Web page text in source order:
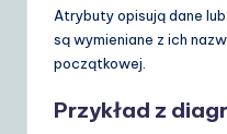
Atrybuty opisują dane
są wymieniane z ich
początkowej.
Przykład z